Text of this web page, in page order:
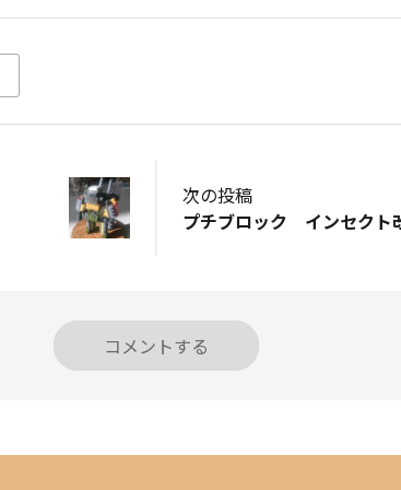
次の投稿
プチブロック インセクト
コメントする